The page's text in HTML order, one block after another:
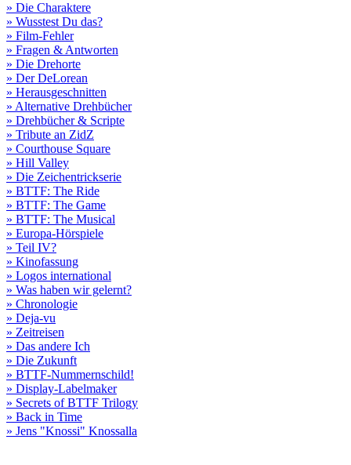
» Die Charaktere
» Wusstest Du das?
» Film-Fehler
» Fragen & Antworten
» Die Drehorte
» Der DeLorean
» Herausgeschnitten
» Alternative Drehbücher
» Drehbücher & Scripte
» Tribute an ZidZ
» Courthouse Square
» Hill Valley
» Die Zeichentrickserie
» BTTF: The Ride
» BTTF: The Game
» BTTF: The Musical
» Europa-Hörspiele
» Teil IV?
» Kinofassung
» Logos international
» Was haben wir gelernt?
» Chronologie
» Deja-vu
» Zeitreisen
» Das andere Ich
» Die Zukunft
» BTTF-Nummernschild!
» Display-Labelmaker
» Secrets of BTTF Trilogy
» Back in Time
» Jens "Knossi" Knossalla